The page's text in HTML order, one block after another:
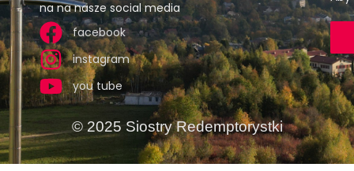
na na nasze social media
facebook
instagram
you tube
© 2025 Siostry Redemptorystki